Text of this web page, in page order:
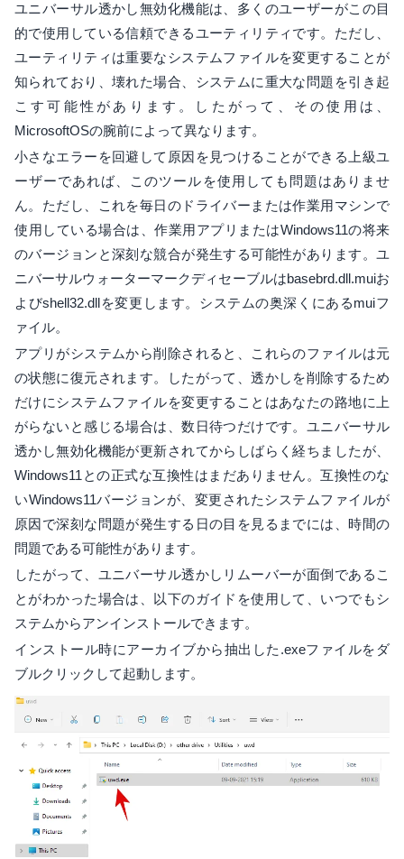
ユニバーサル透かし無効化機能は、多くのユーザーがこの目
的で使用している信頼できるユーティリティです。ただし、
ユーティリティは重要なシステムファイルを変更することが
知られており、壊れた場合、システムに重大な問題を引き起
こす可能性があります。したがって、その使用は、
MicrosoftOSの腕前によって異なります。
小さなエラーを回避して原因を見つけることができる上級ユ
ーザーであれば、このツールを使用しても問題はありませ
ん。ただし、これを毎日のドライバーまたは作業用マシンで
使用している場合は、作業用アプリまたはWindows11の将来
のバージョンと深刻な競合が発生する可能性があります。ユ
ニバーサルウォーターマークディセーブルはbasebrd.dll.muiお
よびshell32.dllを変更します。システムの奥深くにあるmuiフ
ァイル。
アプリがシステムから削除されると、これらのファイルは元
の状態に復元されます。したがって、透かしを削除するため
だけにシステムファイルを変更することはあなたの路地に上
がらないと感じる場合は、数日待つだけです。ユニバーサル
透かし無効化機能が更新されてからしばらく経ちましたが、
Windows11との正式な互換性はまだありません。互換性のな
いWindows11バージョンが、変更されたシステムファイルが
原因で深刻な問題が発生する日の目を見るまでには、時間の
問題である可能性があります。
したがって、ユニバーサル透かしリムーバーが面倒であるこ
とがわかった場合は、以下のガイドを使用して、いつでもシ
ステムからアンインストールできます。
インストール時にアーカイブから抽出した.exeファイルをダ
ブルクリックして起動します。